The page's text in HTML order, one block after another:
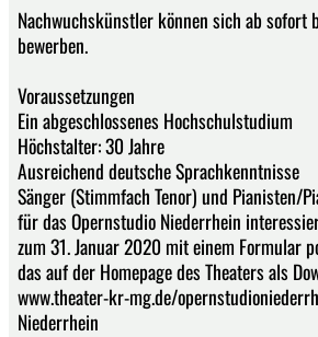
Nachwuchskünstler können sich ab sofort
bewerben.
Voraussetzungen
Ein abgeschlossenes Hochschulstudium
Höchstalter: 30 Jahre
Ausreichend deutsche Sprachkenntnisse
Sänger (Stimmfach Tenor) und Pianisten/
für das Opernstudio Niederrhein
zum 31. Januar 2020 mit einem Formular
das auf der Homepage des Theaters als
www.theater-kr-mg.de/
Niederrhein